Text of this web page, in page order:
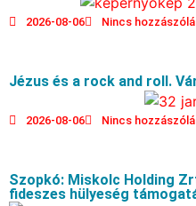
2026-08-06 Nincs
Jézus és a rock and roll.
2026-08-06 Nincs
Szopkó: Miskolc Holding
fideszes hülyeség